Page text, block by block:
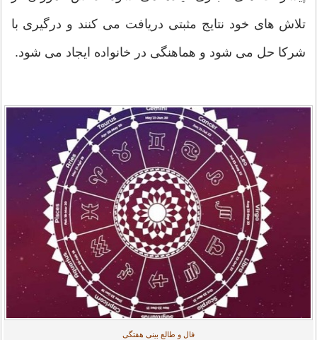
تلاش های خود نتایج مثبتی دریافت می کنند و درگیری با
شرکا حل می شود و هماهنگی در خانواده ایجاد می شود.
فال و طالع بینی هفتگی